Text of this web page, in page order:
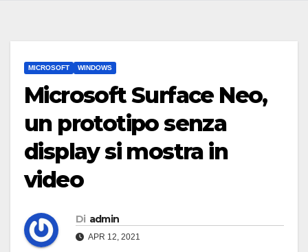
MICROSOFT WINDOWS
Microsoft Surface Neo,
un prototipo senza
display si mostra in
video
Di admin
APR 12, 2021